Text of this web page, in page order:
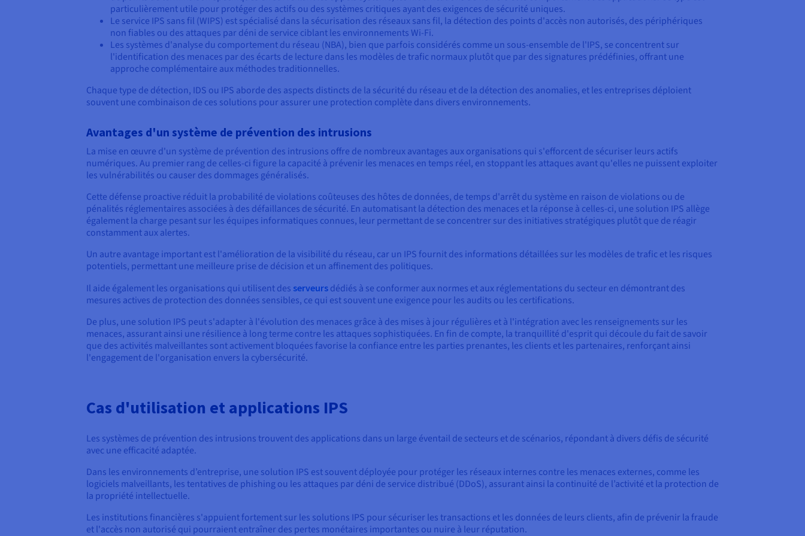
particulièrement utile pour protéger des actifs ou des systèmes critiques ayant des exigences de sécurité uniques.
Le service IPS sans fil (WIPS) est spécialisé dans la sécurisation des réseaux sans fil, la détection des points d'accès non autorisés, des périphériques
non fiables ou des attaques par déni de service ciblant les environnements Wi-Fi.
Les systèmes d'analyse du comportement du réseau (NBA), bien que parfois considérés comme un sous-ensemble de l'IPS, se concentrent sur
l'identification des menaces par des écarts de lecture dans les modèles de trafic normaux plutôt que par des signatures prédéfinies, offrant une
approche complémentaire aux méthodes traditionnelles.
Chaque type de détection, IDS ou IPS aborde des aspects distincts de la sécurité du réseau et de la détection des anomalies, et les entreprises déploient
souvent une combinaison de ces solutions pour assurer une protection complète dans divers environnements.
Avantages d'un système de prévention des intrusions
La mise en œuvre d'un système de prévention des intrusions offre de nombreux avantages aux organisations qui s'efforcent de sécuriser leurs actifs
numériques. Au premier rang de celles-ci figure la capacité à prévenir les menaces en temps réel, en stoppant les attaques avant qu'elles ne puissent exploiter
les vulnérabilités ou causer des dommages généralisés.
Cette défense proactive réduit la probabilité de violations coûteuses des hôtes de données, de temps d'arrêt du système en raison de violations ou de
pénalités réglementaires associées à des défaillances de sécurité. En automatisant la détection des menaces et la réponse à celles-ci, une solution IPS allège
également la charge pesant sur les équipes informatiques connues, leur permettant de se concentrer sur des initiatives stratégiques plutôt que de réagir
constamment aux alertes.
Un autre avantage important est l'amélioration de la visibilité du réseau, car un IPS fournit des informations détaillées sur les modèles de trafic et les risques
potentiels, permettant une meilleure prise de décision et un affinement des politiques.
Il aide également les organisations qui utilisent des serveurs dédiés à se conformer aux normes et aux réglementations du secteur en démontrant des
mesures actives de protection des données sensibles, ce qui est souvent une exigence pour les audits ou les certifications.
De plus, une solution IPS peut s'adapter à l'évolution des menaces grâce à des mises à jour régulières et à l'intégration avec les renseignements sur les
menaces, assurant ainsi une résilience à long terme contre les attaques sophistiquées. En fin de compte, la tranquillité d'esprit qui découle du fait de savoir
que des activités malveillantes sont activement bloquées favorise la confiance entre les parties prenantes, les clients et les partenaires, renforçant ainsi
l'engagement de l'organisation envers la cybersécurité.
Cas d'utilisation et applications IPS
Les systèmes de prévention des intrusions trouvent des applications dans un large éventail de secteurs et de scénarios, répondant à divers défis de sécurité
avec une efficacité adaptée.
Dans les environnements d’entreprise, une solution IPS est souvent déployée pour protéger les réseaux internes contre les menaces externes, comme les
logiciels malveillants, les tentatives de phishing ou les attaques par déni de service distribué (DDoS), assurant ainsi la continuité de l’activité et la protection de
la propriété intellectuelle.
Les institutions financières s'appuient fortement sur les solutions IPS pour sécuriser les transactions et les données de leurs clients, afin de prévenir la fraude
et l'accès non autorisé qui pourraient entraîner des pertes monétaires importantes ou nuire à leur réputation.